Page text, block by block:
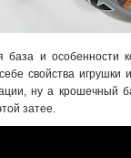
база и особенности
свойства
ну а крошечный
затее.